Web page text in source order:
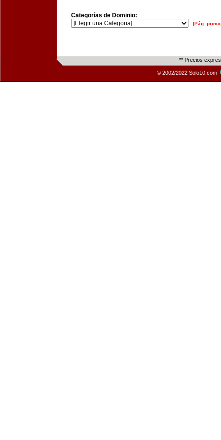
Categorías de Dominio:
[Pág.
** Precios
© 2002/2022 Solo10.com